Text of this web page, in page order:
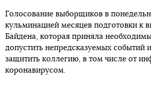
Голосование выборщиков в
кульминацией месяцев подготовки к
Байдена, которая приняла
допустить непредсказуемых событий
защитить коллегию, в том числе от
коронавирусом.